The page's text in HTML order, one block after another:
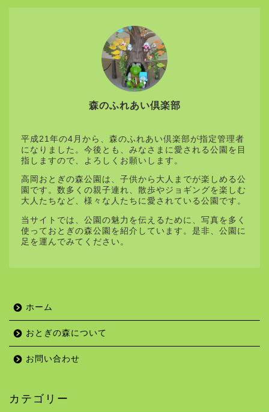
森のふれあい倶楽部
平成21年の4月から、森のふれあい倶楽部が指定管理者
になりました。今後とも、みなさまに愛される公園を目
指しますので、よろしくお願いします。
高岡おとぎの森公園は、子供から大人までが楽しめる公
園です。数多くの親子連れ、散歩やジョギングを楽しむ
大人たちなど、様々な人たちに愛されている公園です。
当サイトでは、公園の魅力を伝えるために、写真を多く
使っておとぎの森公園を紹介しています。是非、公園に
足を運んでみてください。
ホーム
おとぎの森について
お問い合わせ
カテゴリー